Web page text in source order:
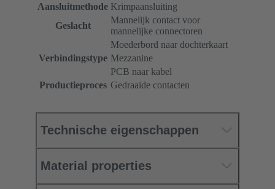
Aansluitmethode Krimpaansluiting
Geslacht
Mannelijk contact voor
mannelijke connectoren
Verbindingstype
Moederbord naar dochterkaart
Mezzanine
PCB naar kabel
Productieproces Gedraaide contacten
Technische eigenschappen
Material properties